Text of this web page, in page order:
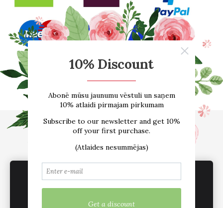
E-VEIKALS
Par mums
Atsauksmes
Blogs
Izmēru tabula
Kontakti
Piegāde
Noteikumi